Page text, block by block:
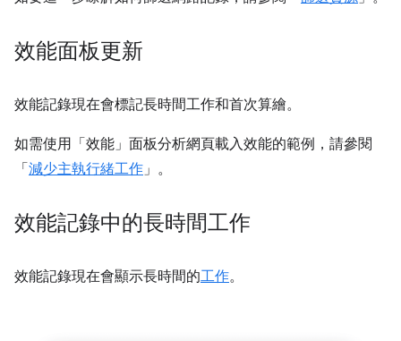
效能面板更新
效能記錄現在會標記長時間工作和首次算繪。
如需使用「效能」面板分析網頁載入效能的範例，請參閱
「 減少主執行緒工作」。
效能記錄中的長時間工作
效能記錄現在會顯示長時間的工作。